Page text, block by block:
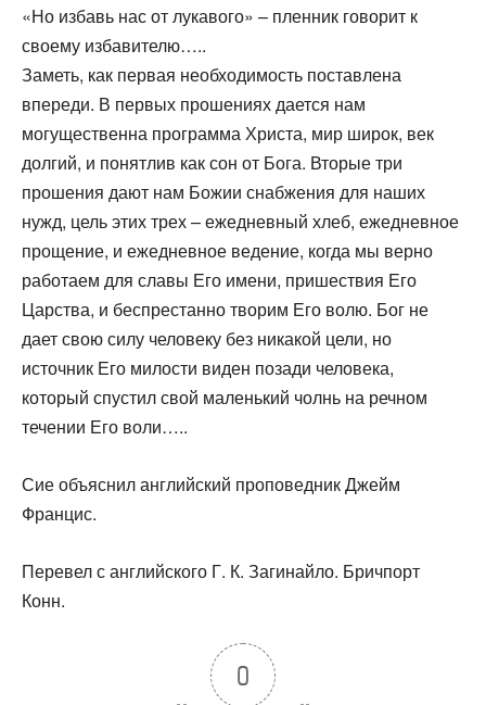
«Но избавь нас от лукавого» – пленник говорит к
своему избавителю…..
Заметь, как первая необходимость поставлена
впереди. В первых прошениях дается нам
могущественна программа Христа, мир широк, век
долгий, и понятлив как сон от Бога. Вторые три
прошения дают нам Божии снабжения для наших
нужд, цель этих трех – ежедневный хлеб, ежедневное
прощение, и ежедневное ведение, когда мы верно
работаем для славы Его имени, пришествия Его
Царства, и беспрестанно творим Его волю. Бог не
дает свою силу человеку без никакой цели, но
источник Его милости виден позади человека,
который спустил свой маленький чолнь на речном
течении Его воли…..
Сие объяснил английский проповедник Джейм
Францис.
Перевел с английского Г. К. Загинайло. Бричпорт
Конн.
0